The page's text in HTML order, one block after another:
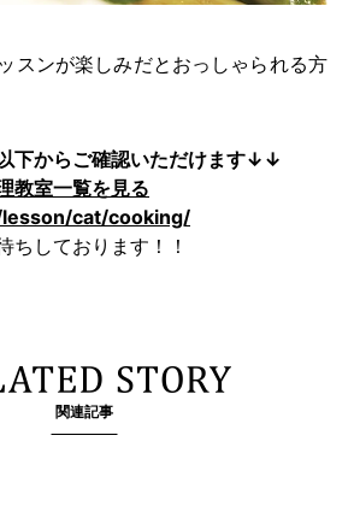
スンが楽しみだとおっしゃられる方
下からご確認いただけます↓↓
教室一覧を見る
cat/cooking/
ちしております！！
関連記事